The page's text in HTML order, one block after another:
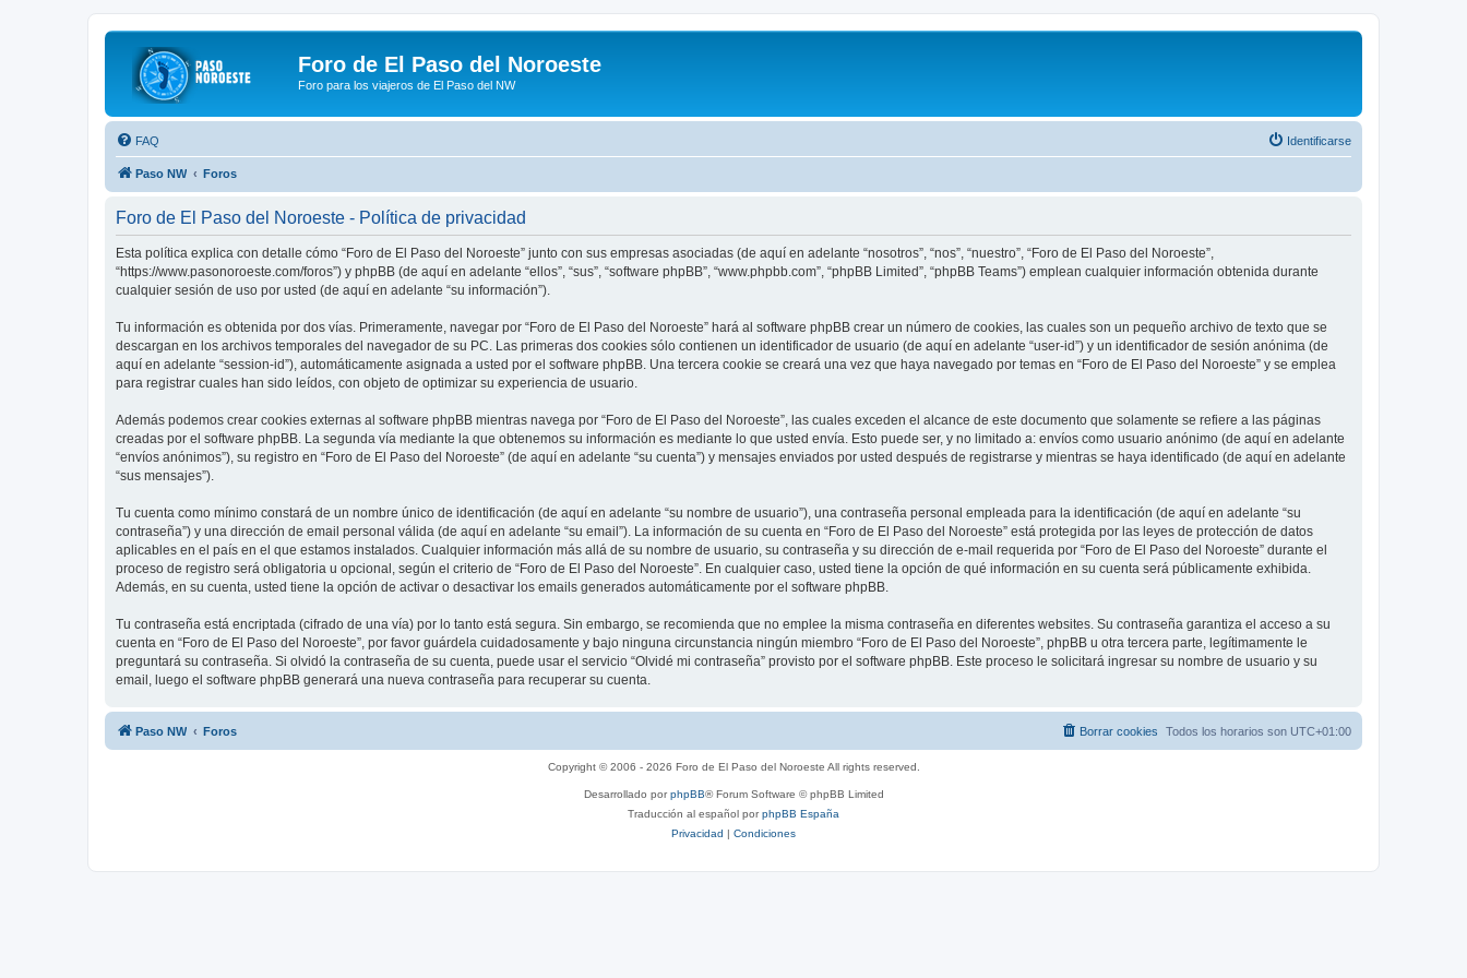
Foro de El Paso del Noroeste
Foro para los viajeros de El Paso del NW
FAQ Identificarse
Paso NW Foros
Foro de El Paso del Noroeste - Política de privacidad
Esta política explica con detalle cómo “Foro de El Paso del Noroeste” junto con sus empresas asociadas (de aquí en adelante “nosotros”, “nos”, “nuestro”, “Foro de El Paso del Noroeste”,
“https://www.pasonoroeste.com/foros”) y phpBB (de aquí en adelante “ellos”, “sus”, “software phpBB”, “www.phpbb.com”, “phpBB Limited”, “phpBB Teams”) emplean cualquier información obtenida durante
cualquier sesión de uso por usted (de aquí en adelante “su información”).
Tu información es obtenida por dos vías. Primeramente, navegar por “Foro de El Paso del Noroeste” hará al software phpBB crear un número de cookies, las cuales son un pequeño archivo de texto que se
descargan en los archivos temporales del navegador de su PC. Las primeras dos cookies sólo contienen un identificador de usuario (de aquí en adelante “user-id”) y un identificador de sesión anónima (de
aquí en adelante “session-id”), automáticamente asignada a usted por el software phpBB. Una tercera cookie se creará una vez que haya navegado por temas en “Foro de El Paso del Noroeste” y se emplea
para registrar cuales han sido leídos, con objeto de optimizar su experiencia de usuario.
Además podemos crear cookies externas al software phpBB mientras navega por “Foro de El Paso del Noroeste”, las cuales exceden el alcance de este documento que solamente se refiere a las páginas
creadas por el software phpBB. La segunda vía mediante la que obtenemos su información es mediante lo que usted envía. Esto puede ser, y no limitado a: envíos como usuario anónimo (de aquí en adelante
“envíos anónimos”), su registro en “Foro de El Paso del Noroeste” (de aquí en adelante “su cuenta”) y mensajes enviados por usted después de registrarse y mientras se haya identificado (de aquí en adelante
“sus mensajes”).
Tu cuenta como mínimo constará de un nombre único de identificación (de aquí en adelante “su nombre de usuario”), una contraseña personal empleada para la identificación (de aquí en adelante “su
contraseña”) y una dirección de email personal válida (de aquí en adelante “su email”). La información de su cuenta en “Foro de El Paso del Noroeste” está protegida por las leyes de protección de datos
aplicables en el país en el que estamos instalados. Cualquier información más allá de su nombre de usuario, su contraseña y su dirección de e-mail requerida por “Foro de El Paso del Noroeste” durante el
proceso de registro será obligatoria u opcional, según el criterio de “Foro de El Paso del Noroeste”. En cualquier caso, usted tiene la opción de qué información en su cuenta será públicamente exhibida.
Además, en su cuenta, usted tiene la opción de activar o desactivar los emails generados automáticamente por el software phpBB.
Tu contraseña está encriptada (cifrado de una vía) por lo tanto está segura. Sin embargo, se recomienda que no emplee la misma contraseña en diferentes websites. Su contraseña garantiza el acceso a su
cuenta en “Foro de El Paso del Noroeste”, por favor guárdela cuidadosamente y bajo ninguna circunstancia ningún miembro “Foro de El Paso del Noroeste”, phpBB u otra tercera parte, legítimamente le
preguntará su contraseña. Si olvidó la contraseña de su cuenta, puede usar el servicio “Olvidé mi contraseña” provisto por el software phpBB. Este proceso le solicitará ingresar su nombre de usuario y su
email, luego el software phpBB generará una nueva contraseña para recuperar su cuenta.
Paso NW Foros Todos los horarios son UTC+01:00
Borrar cookies
Copyright © 2006 - 2026 Foro de El Paso del Noroeste All rights reserved.
Desarrollado porphpBB® Forum Software © phpBB Limited
Traducción al español porphpBB España
Privacidad | Condiciones